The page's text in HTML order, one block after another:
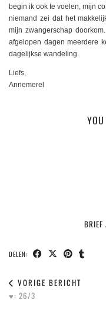
begin ik ook te voelen, mijn
niemand zei dat het
mijn zwangerschap
afgelopen dagen meerdere
dagelijkse wandeling.
Liefs,
Annemerel
BRIEF
DELEN:
VORIGE BERICHT
♥️: 26/3